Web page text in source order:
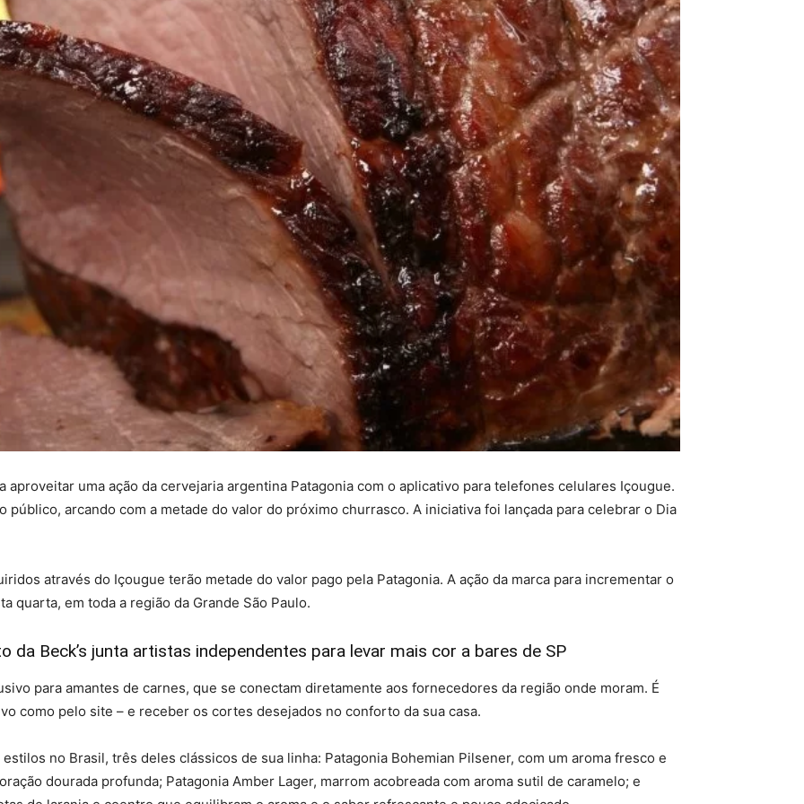
aproveitar uma ação da cervejaria argentina Patagonia com o aplicativo para telefones celulares Içougue.
público, arcando com a metade do valor do próximo churrasco. A iniciativa foi lançada para celebrar o Dia
através do Içougue terão metade do valor pago pela Patagonia. A ação da marca para incrementar o
quarta, em toda a região da Grande São Paulo.
da Beck’s junta artistas independentes para levar mais cor a bares de SP
para amantes de carnes, que se conectam diretamente aos fornecedores da região onde moram. É
como pelo site – e receber os cortes desejados no conforto da sua casa.
no Brasil, três deles clássicos de sua linha: Patagonia Bohemian Pilsener, com um aroma fresco e
dourada profunda; Patagonia Amber Lager, marrom acobreada com aroma sutil de caramelo; e